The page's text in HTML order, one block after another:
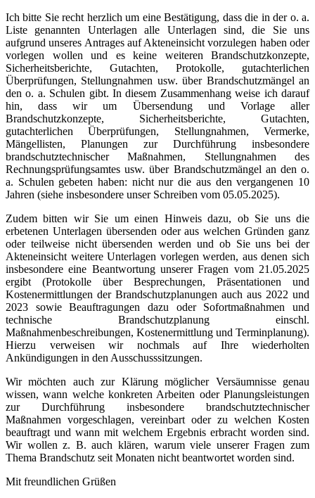
Ich bitte Sie recht herzlich um eine Bestätigung, dass die in der o. a.
Liste genannten Unterlagen alle Unterlagen sind, die Sie uns
aufgrund unseres Antrages auf Akteneinsicht vorzulegen haben oder
vorlegen wollen und es keine weiteren Brandschutzkonzepte,
Sicherheitsberichte, Gutachten, Protokolle, gutachterlichen
Überprüfungen, Stellungnahmen usw. über Brandschutzmängel an
den o. a. Schulen gibt. In diesem Zusammenhang weise ich darauf
hin, dass wir um Übersendung und Vorlage aller
Brandschutzkonzepte, Sicherheitsberichte, Gutachten,
gutachterlichen Überprüfungen, Stellungnahmen, Vermerke,
Mängellisten, Planungen zur Durchführung insbesondere
brandschutztechnischer Maßnahmen, Stellungnahmen des
Rechnungsprüfungsamtes usw. über Brandschutzmängel an den o.
a. Schulen gebeten haben: nicht nur die aus den vergangenen 10
Jahren (siehe insbesondere unser Schreiben vom 05.05.2025).
Zudem bitten wir Sie um einen Hinweis dazu, ob Sie uns die
erbetenen Unterlagen übersenden oder aus welchen Gründen ganz
oder teilweise nicht übersenden werden und ob Sie uns bei der
Akteneinsicht weitere Unterlagen vorlegen werden, aus denen sich
insbesondere eine Beantwortung unserer Fragen vom 21.05.2025
ergibt (Protokolle über Besprechungen, Präsentationen und
Kostenermittlungen der Brandschutzplanungen auch aus 2022 und
2023 sowie Beauftragungen dazu oder Sofortmaßnahmen und
technische Brandschutzplanung einschl.
Maßnahmenbeschreibungen, Kostenermittlung und Terminplanung).
Hierzu verweisen wir nochmals auf Ihre wiederholten
Ankündigungen in den Ausschusssitzungen.
Wir möchten auch zur Klärung möglicher Versäumnisse genau
wissen, wann welche konkreten Arbeiten oder Planungsleistungen
zur Durchführung insbesondere brandschutztechnischer
Maßnahmen vorgeschlagen, vereinbart oder zu welchen Kosten
beauftragt und wann mit welchem Ergebnis erbracht worden sind.
Wir wollen z. B. auch klären, warum viele unserer Fragen zum
Thema Brandschutz seit Monaten nicht beantwortet worden sind.
Mit freundlichen Grüßen